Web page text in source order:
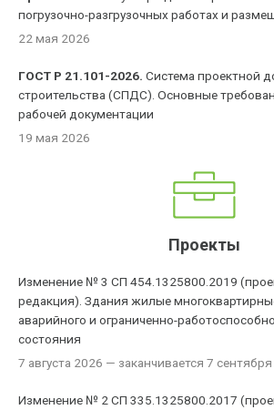
погрузочно-разгрузочных работах и
22 мая 2026
ГОСТ Р 21.101-2026. Система проектной
строительства (СПДС). Основные
рабочей документации
19 мая 2026
Проекты
Изменение № 3 СП 454.1325800.2019
редакция). Здания жилые
аварийного и ограниченно-
состояния
7 августа 2026 — заканчивается 7
Изменение № 2 СП 335.1325800.2017